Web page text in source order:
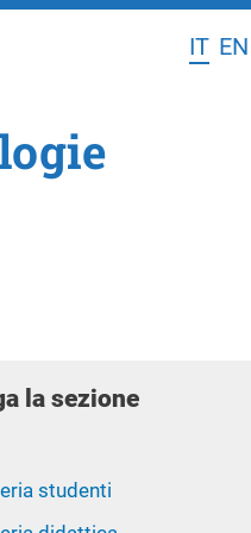
IT EN
la sezione
studenti